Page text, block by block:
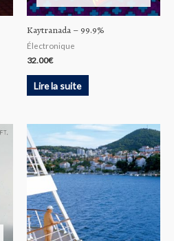
Kaytranada – 99.9%
Électronique
32.00€
Lire la suite